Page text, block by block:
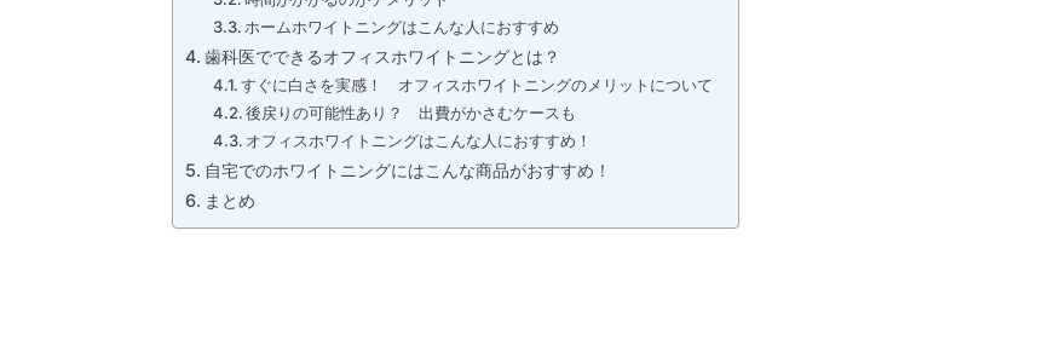
ホームホワイトニングはこんな人におすすめ
歯科医でできるオフィスホワイトニングとは？
すぐに白さを実感！ オフィスホワイトニングのメリットについて
後戻りの可能性あり？ 出費がかさむケースも
オフィスホワイトニングはこんな人におすすめ！
自宅でのホワイトニングにはこんな商品がおすすめ！
まとめ